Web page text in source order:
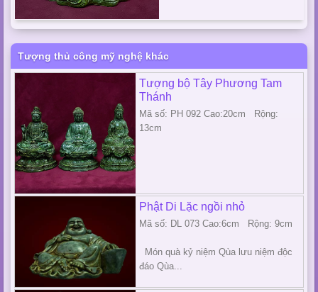
Tượng thủ công mỹ nghệ khác
Tượng bộ Tây Phương Tam
Thánh
Mã số: PH 092 Cao:20cm Rộng:
13cm
Phật Di Lặc ngồi nhỏ
Mã số: DL 073 Cao:6cm Rộng: 9cm
Món quà kỷ niệm Qùa lưu niệm độc
đáo Qùa...